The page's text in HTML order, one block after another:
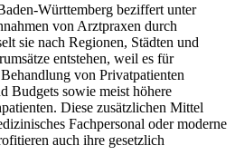
Württemberg beziffert unter
von Arztpraxen durch
sie nach Regionen, Städten und
entstehen, weil es für
von Privatpatienten
Budgets sowie meist höhere
Diese zusätzlichen Mittel
Fachpersonal oder moderne
auch ihre gesetzlich